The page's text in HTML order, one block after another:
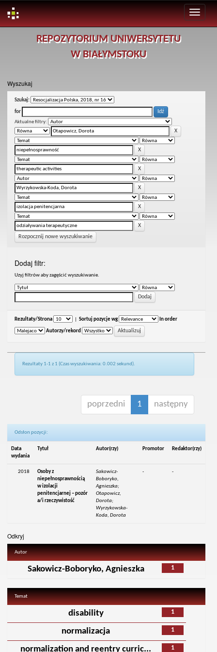
REPOZYTORIUM UNIWERSYTETU
W BIAŁYMSTOKU
Wyszukaj
Szukaj:
for
Aktualne filtry:
Rozpocznij nowe wyszukiwanie
Dodaj filtr:
Uzyj filtrów aby zagęścić wyszukiwanie.
Rezultaty/Strona Sortuj pozycje wg In order
Autorzy/rekord
Rezultaty 1-1 z 1 (Czas wyszukiwania: 0.002 sekund).
poprzedni 1 następny
Odsłon pozycji:
Data
wydania
Tytuł Autor(rzy) Promotor Redaktor(rzy)
2018
Osoby z
niepełnosprawnością
w izolacji
penitencjarnej – pozór
a/i rzeczywistość
Sakowicz-
Boboryko,
Agnieszka;
Otapowicz,
Dorota;
Wyrzykowska-
Koda, Dorota
- -
Odkryj
Autor
1
Sakowicz-Boboryko, Agnieszka
Temat
1
disability
1
normalizacja
1
normalization and reentry curric...